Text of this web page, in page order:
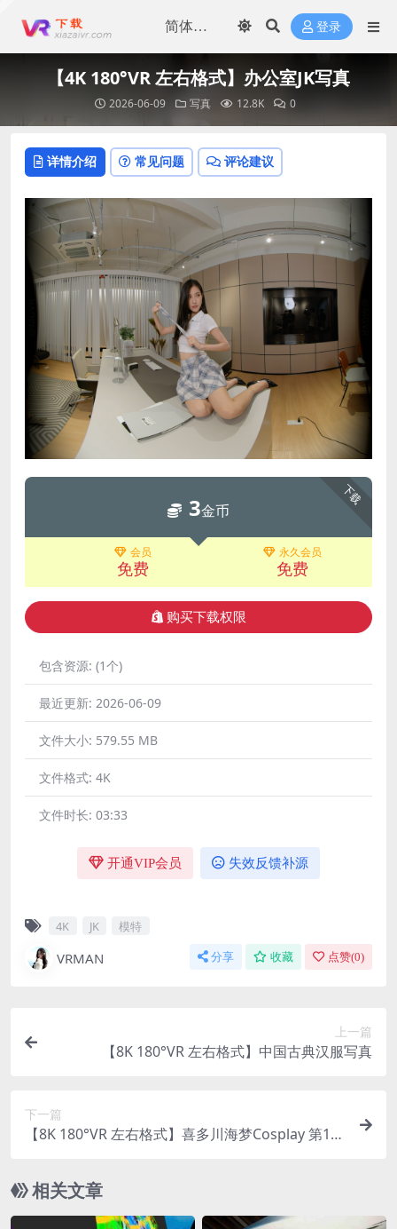
登录
【4K 180°VR 左右格式】办公室JK写真
2026-06-09 写真 12.8K 0
详情介绍 常见问题 评论建议
下载
3金币
会员
免费
永久会员
免费
购买下载权限
包含资源: (1个)
最近更新: 2026-06-09
文件大小: 579.55 MB
文件格式: 4K
文件时长: 03:33
开通VIP会员 失效反馈补源
4K JK 模特
VRMAN 分享 收藏 点赞(0)
上一篇
【8K 180°VR 左右格式】中国古典汉服写真
下一篇
【8K 180°VR 左右格式】喜多川海梦Cosplay 第15
相关文章